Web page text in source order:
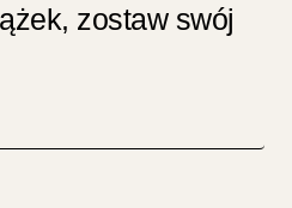
zostaw swój